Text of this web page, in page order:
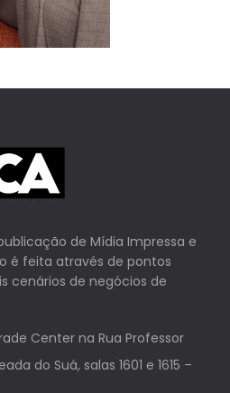
de Mídia Impressa e
é feita através de pontos
cenários de negócios de
Center na Rua Professor
do Suá, salas 1601 e 1615 –